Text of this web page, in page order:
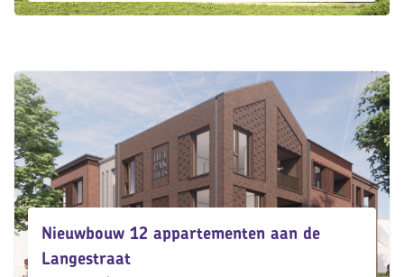
Nieuwbouw 12 appartementen aan de
Langestraat